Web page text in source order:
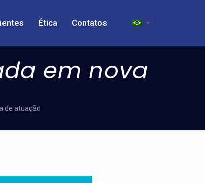
Ética Contatos
em nova
de atuação